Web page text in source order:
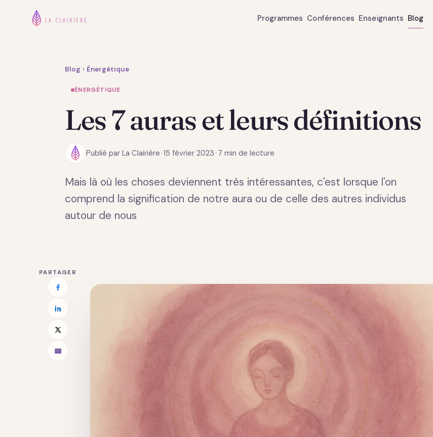
Programmes Conférences Enseignants Blog
Blog › Énergétique
ÉNERGÉTIQUE
Les 7 auras et leurs définitions
Publié par La Clairière ·15 février 2023 · 7 min de lecture
Mais là où les choses deviennent très intéressantes, c'est lorsque l'on
comprend la signification de notre aura ou de celle des autres individus
autour de nous
PARTAGER